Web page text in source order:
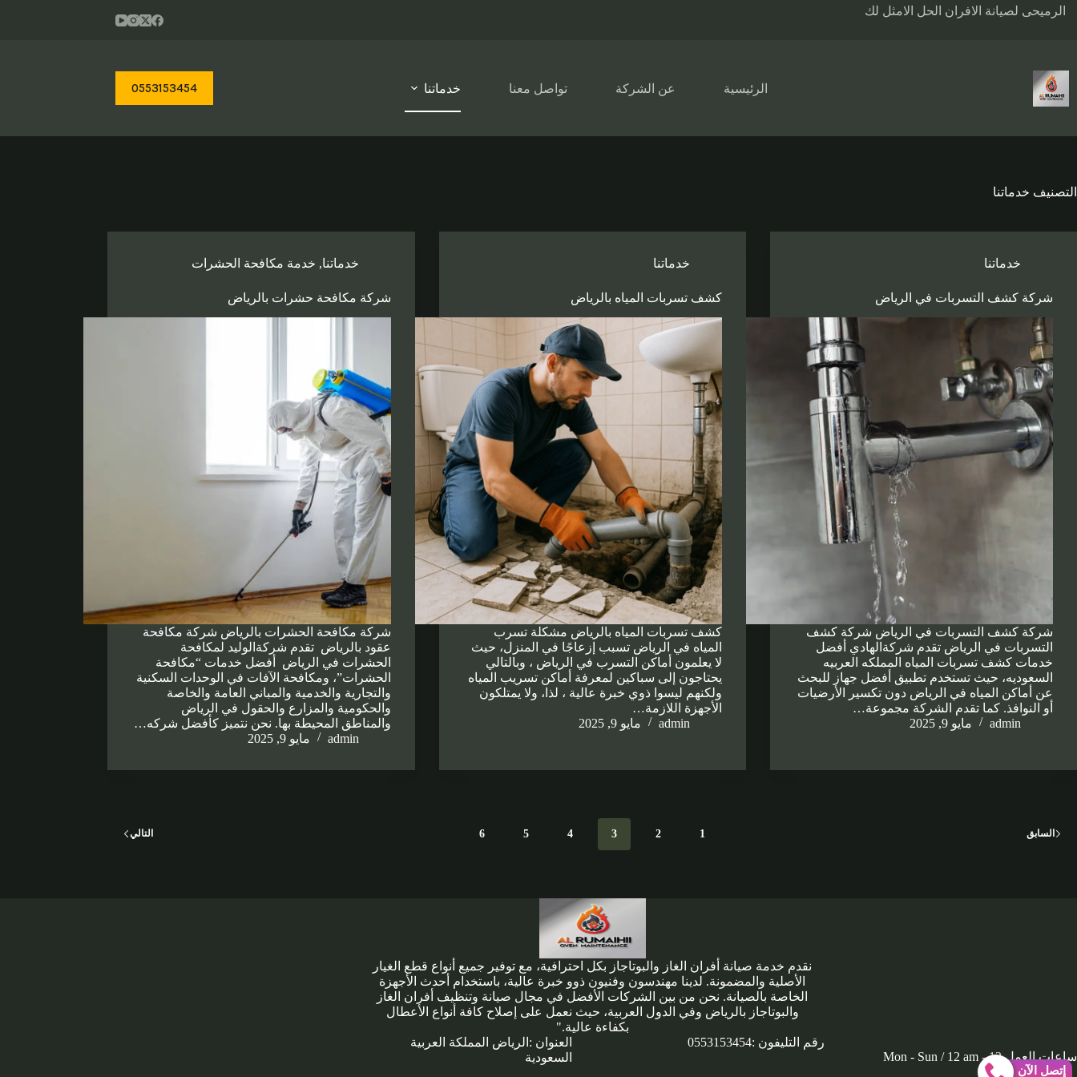
التجاوزالرميحى لصيانة الافران الحل الامثل لك
الرئيسية عن الشركة تواصل معنا خدماتنا 0553153454
التصنيف خدماتنا
خدماتنا
شركة كشف التسربات في الرياض
شركة كشف التسربات في الرياض شركة كشف
التسربات في الرياض تقدم شركةالهادي أفضل
خدمات كشف تسربات المياه المملكه العربيه
السعوديه، حيث تستخدم تطبيق أفضل جهاز للبحث
عن أماكن المياه في الرياض دون تكسير الأرضيات
أو النوافذ. كما تقدم الشركة مجموعة…
admin
مايو 9, 2025
خدماتنا
كشف تسربات المياه بالرياض
كشف تسربات المياه بالرياض مشكلة تسرب
المياه في الرياض تسبب إزعاجًا في المنزل، حيث
لا يعلمون أماكن التسرب في الرياض ، وبالتالي
يحتاجون إلى سباكين لمعرفة أماكن تسريب المياه
ولكنهم ليسوا ذوي خبرة عالية ، لذا، ولا يمتلكون
الأجهزة اللازمة…
admin
مايو 9, 2025
خدماتنا, خدمة مكافحة الحشرات
شركة مكافحة حشرات بالرياض
شركة مكافحة الحشرات بالرياض شركة مكافحة
عقود بالرياض تقدم شركةالوليد لمكافحة
الحشرات في الرياض أفضل خدمات “مكافحة
الحشرات”، ومكافحة الآفات في الوحدات السكنية
والتجارية والخدمية والمباني العامة والخاصة
والحكومية والمزارع والحقول في الرياض
والمناطق المحيطة بها. نحن نتميز كأفضل شركه…
admin
مايو 9, 2025
السابق 1
2
3
4
5
6 التالي
نقدم خدمة صيانة أفران الغاز والبوتاجاز بكل احترافية، مع توفير جميع أنواع قطع الغيار
الأصلية والمضمونة. لدينا مهندسون وفنيون ذوو خبرة عالية، باستخدام أحدث الأجهزة
الخاصة بالصيانة. نحن من بين الشركات الأفضل في مجال صيانة وتنظيف أفران الغاز
والبوتاجاز بالرياض وفي الدول العربية، حيث نعمل على إصلاح كافة أنواع الأعطال
بكفاءة عالية."
ساعات العمل Mon - Sun / 12 am - 12
رقم التليفون :0553153454
العنوان :الرياض المملكة العربية
السعودية
إتصل الآن